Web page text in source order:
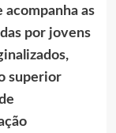
as
por jovens
superior